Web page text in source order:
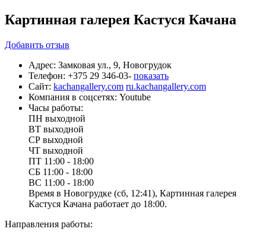
Картинная галерея Кастуся Качана
Добавить отзыв
Адрес: Замковая ул., 9, Новогрудок
Телефон: +375 29 346-03- показать
Сайт: kachangallery.com ru.kachangallery.com
Компания в соцсетях: Youtube
Часы работы:
ПН выходной
ВТ выходной
СР выходной
ЧТ выходной
ПТ 11:00 - 18:00
СБ 11:00 - 18:00
ВС 11:00 - 18:00
Время в Новогрудке (сб, 12:41), Картинная галерея
Кастуся Качана работает до 18:00.
Направления работы: